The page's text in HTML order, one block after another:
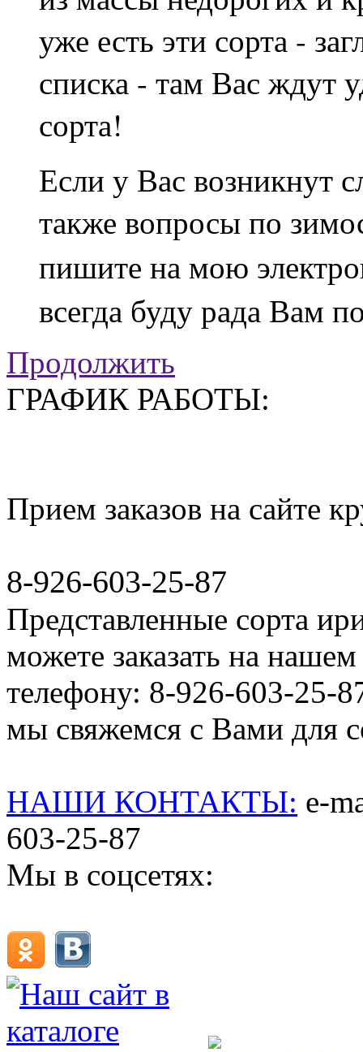
уже есть эти сорта -
списка - там Вас ждут
сорта!
Если у Вас возникнут
также вопросы по
пишите на мою
всегда буду рада Вам
Продолжить
ГРАФИК РАБОТЫ:
Прием заказов на сайте
8-926-603-25-87
Представленные сорта
можете заказать на
телефону: 8-926-603-25-
мы свяжемся с Вами для
НАШИ КОНТАКТЫ: e-
603-25-87
Мы в соцсетях: